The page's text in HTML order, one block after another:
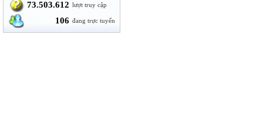
73.503.612 lượt truy cập
106 đang trực tuyến